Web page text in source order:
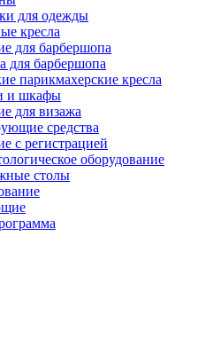
для одежды
кресла
для барбершопа
для барбершопа
парикмахерские кресла
и шкафы
для визажа
средства
с регистрацией
оборудование
столы